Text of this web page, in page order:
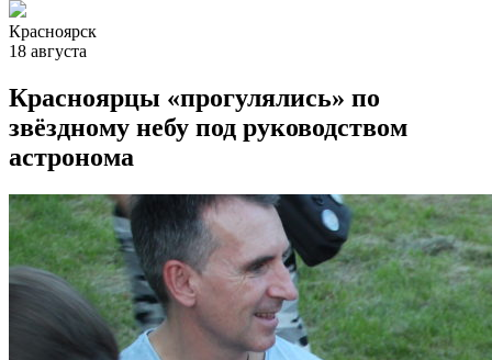
Красноярск
18 августа
Красноярцы «прогулялись» по
звёздному небу под руководством
астронома